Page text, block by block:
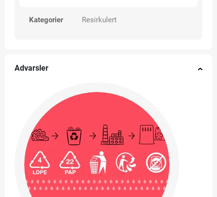
Kategorier Resirkulert
Advarsler